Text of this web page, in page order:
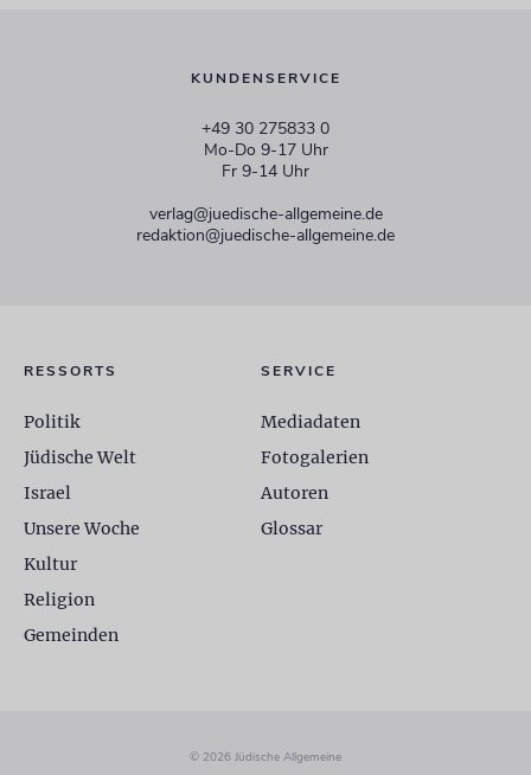
KUNDENSERVICE
+49 30 275833 0
Mo-Do 9-17 Uhr
Fr 9-14 Uhr
verlag@juedische-allgemeine.de
redaktion@juedische-allgemeine.de
RESSORTS
Politik
Jüdische Welt
Israel
Unsere Woche
Kultur
Religion
Gemeinden
SERVICE
Mediadaten
Fotogalerien
Autoren
Glossar
© 2026 Jüdische Allgemeine